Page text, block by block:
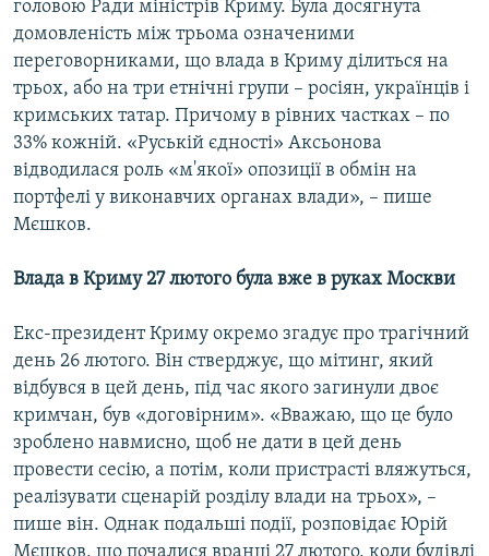
головою Ради міністрів Криму. Була досягнута
домовленість між трьома означеними
переговорниками, що влада в Криму ділиться на
трьох, або на три етнічні групи – росіян, українців і
кримських татар. Причому в рівних частках – по
33% кожній. «Руській єдності» Аксьонова
відводилася роль «м'якої» опозиції в обмін на
портфелі у виконавчих органах влади», – пише
Мєшков.
Влада в Криму 27 лютого була вже в руках Москви
Екс-президент Криму окремо згадує про трагічний
день 26 лютого. Він стверджує, що мітинг, який
відбувся в цей день, під час якого загинули двоє
кримчан, був «договірним». «Вважаю, що це було
зроблено навмисно, щоб не дати в цей день
провести сесію, а потім, коли пристрасті вляжуться,
реалізувати сценарій розділу влади на трьох», –
пише він. Однак подальші події, розповідає Юрій